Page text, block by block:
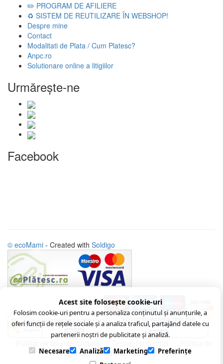
✏️ PROGRAM DE AFILIERE
♻️ SISTEM DE REUTILIZARE ÎN WEBSHOP!
Despre mine
Contact
Modalitati de Plata / Cum Platesc?
Anpc.ro
Solutionare online a litigiilor
Urmăreşte-ne
Facebook
© ecoMami - Created with Soldigo
returnare
Formular de retur
Acest site folosește cookie-uri
Folosim cookie-uri pentru a personaliza conținutul și anunțurile, a
oferi funcții de rețele sociale și a analiza traficul, partajând datele cu
partenerii noștri de publicitate și analiză.
Necesare
Analiză Marketing
Preferințe